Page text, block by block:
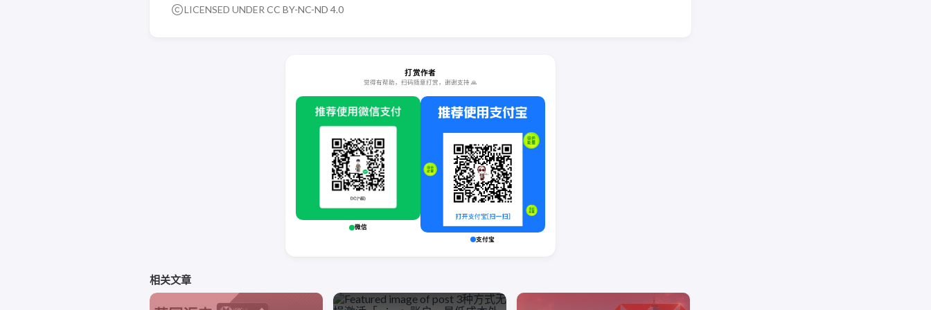
LICENSED UNDER CC BY-NC-ND 4.0
打赏作者
觉得有帮助，扫码随意打赏，谢谢支持 🙏
微信
支付宝
相关文章